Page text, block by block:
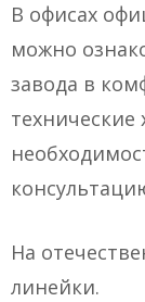
В офисах
можно
завода в
На
линейки.